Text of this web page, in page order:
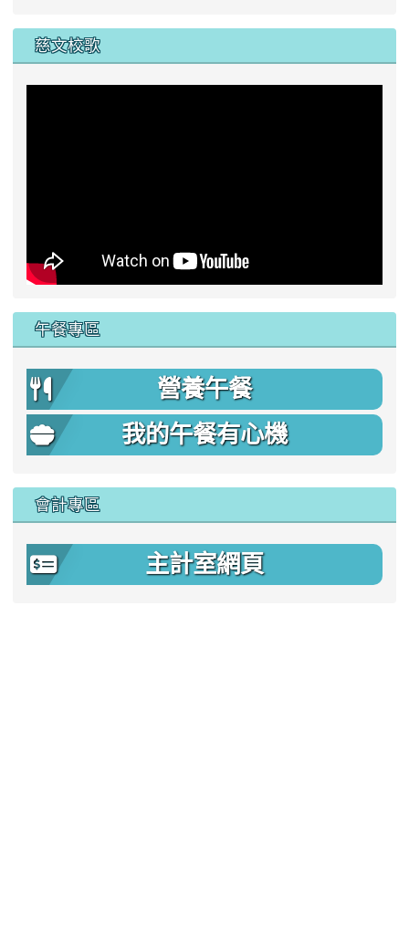
慈文校歌
午餐專區
營養午餐
我的午餐有心機
會計專區
主計室網頁